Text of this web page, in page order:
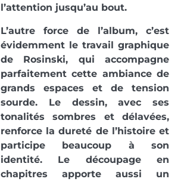
l’attention jusqu’au bout.
L’autre force de l’album, c’est
évidemment le travail graphique
de Rosinski, qui accompagne
parfaitement cette ambiance de
grands espaces et de tension
sourde. Le dessin, avec ses
tonalités sombres et délavées,
renforce la dureté de l’histoire et
participe beaucoup à son
identité. Le découpage en
chapitres apporte aussi un